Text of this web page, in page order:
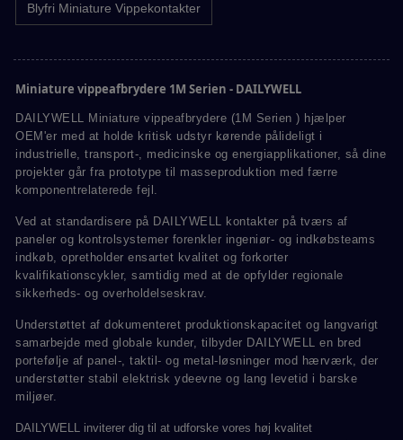
Blyfri Miniature Vippekontakter
Miniature vippeafbrydere 1M Serien - DAILYWELL
DAILYWELL Miniature vippeafbrydere (1M Serien ) hjælper
OEM'er med at holde kritisk udstyr kørende pålideligt i
industrielle, transport-, medicinske og energiapplikationer, så dine
projekter går fra prototype til masseproduktion med færre
komponentrelaterede fejl.
Ved at standardisere på DAILYWELL kontakter på tværs af
paneler og kontrolsystemer forenkler ingeniør- og indkøbsteams
indkøb, opretholder ensartet kvalitet og forkorter
kvalifikationscykler, samtidig med at de opfylder regionale
sikkerheds- og overholdelseskrav.
Understøttet af dokumenteret produktionskapacitet og langvarigt
samarbejde med globale kunder, tilbyder DAILYWELL en bred
portefølje af panel-, taktil- og metal-løsninger mod hærværk, der
understøtter stabil elektrisk ydeevne og lang levetid i barske
miljøer.
DAILYWELL inviterer dig til at udforske vores høj kvalitet